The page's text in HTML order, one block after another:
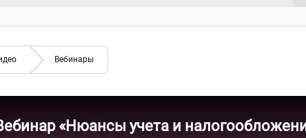
Вебинары
«Нюансы учета и